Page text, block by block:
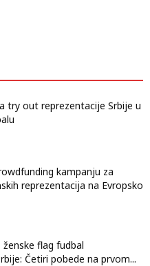
try out reprezentacije Srbije u
kampanju za
reprezentacija na Evropsko
flag fudbal
Četiri pobede na prvom...